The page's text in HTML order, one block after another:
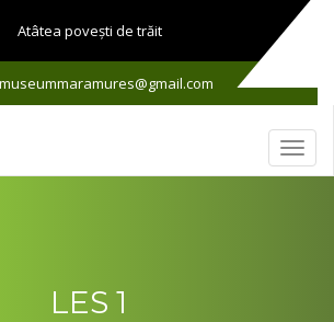
Atâtea poveşti de trăit
LES 1